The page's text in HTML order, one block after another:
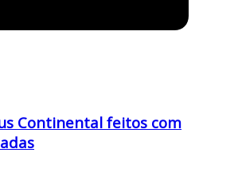
Continental feitos com